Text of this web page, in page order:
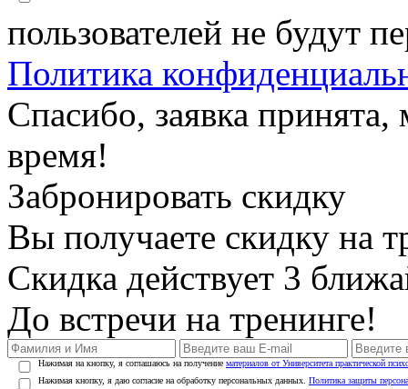
пользователей не будут
Политика
Спасибо, заявка
время!
Забронировать скидку
Вы получаете скидку на
Скидка действует 3
До встречи на тренинге!
Нажимая на кнопку, я соглашаюсь на получение материалов от Университета практической
Нажимая кнопку, я даю согласие на обработку персональных данных. Политика защиты